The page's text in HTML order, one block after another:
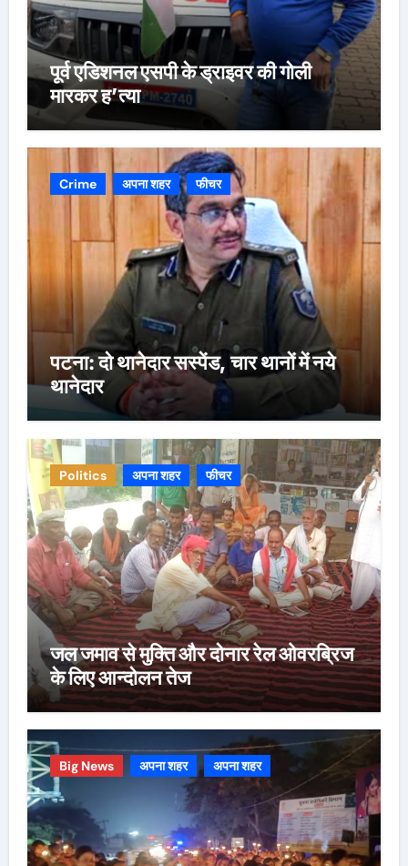
पूर्व एडिशनल एसपी के ड्राइवर की गोली
मारकर ह’त्या
Crime अपना शहर फीचर
पटना: दो थानेदार सस्पेंड, चार थानों में नये
थानेदार
Politics अपना शहर फीचर
जल जमाव से मुक्ति और दोनार रेल ओवरब्रिज
के लिए आन्दोलन तेज
Big News अपना शहर अपना शहर